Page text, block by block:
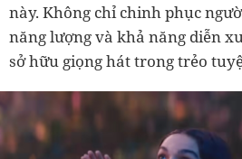
này. Không chỉ chinh phục
năng lượng và khả năng diễn
sở hữu giọng hát trong trẻo